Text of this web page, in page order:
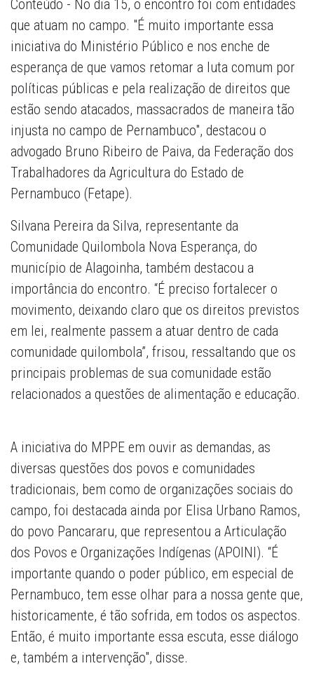
Conteúdo - No dia 15, o encontro foi com entidades
que atuam no campo. "É muito importante essa
iniciativa do Ministério Público e nos enche de
esperança de que vamos retomar a luta comum por
políticas públicas e pela realização de direitos que
estão sendo atacados, massacrados de maneira tão
injusta no campo de Pernambuco", destacou o
advogado Bruno Ribeiro de Paiva, da Federação dos
Trabalhadores da Agricultura do Estado de
Pernambuco (Fetape).
Silvana Pereira da Silva, representante da
Comunidade Quilombola Nova Esperança, do
município de Alagoinha, também destacou a
importância do encontro. “É preciso fortalecer o
movimento, deixando claro que os direitos previstos
em lei, realmente passem a atuar dentro de cada
comunidade quilombola”, frisou, ressaltando que os
principais problemas de sua comunidade estão
relacionados a questões de alimentação e educação.
A iniciativa do MPPE em ouvir as demandas, as
diversas questões dos povos e comunidades
tradicionais, bem como de organizações sociais do
campo, foi destacada ainda por Elisa Urbano Ramos,
do povo Pancararu, que representou a Articulação
dos Povos e Organizações Indígenas (APOINI). “É
importante quando o poder público, em especial de
Pernambuco, tem esse olhar para a nossa gente que,
historicamente, é tão sofrida, em todos os aspectos.
Então, é muito importante essa escuta, esse diálogo
e, também a intervenção", disse.